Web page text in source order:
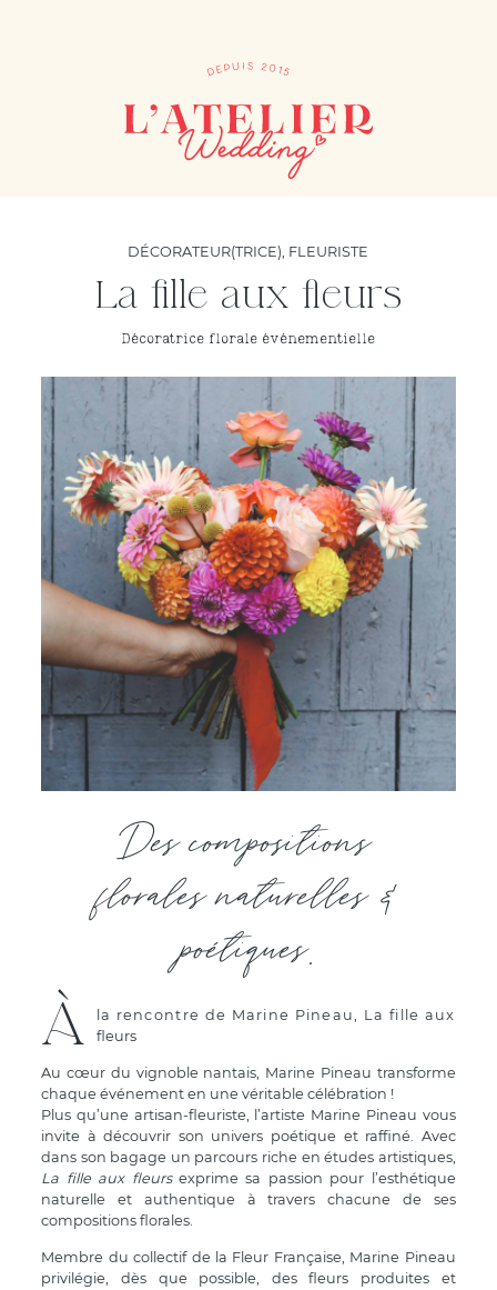
DÉCORATEUR(TRICE) FLEURISTE
La fille aux fleurs
Décoratrice florale événementielle
Des compositions
florales naturelles &
poétiques.
À
la rencontre de Marine Pineau, La fille aux
fleurs
Au cœur du vignoble nantais, Marine Pineau transforme
chaque événement en une véritable célébration !
Plus qu’une artisan-fleuriste, l’artiste Marine Pineau vous
invite à découvrir son univers poétique et raffiné. Avec
dans son bagage un parcours riche en études artistiques,
La fille aux fleursexprime sa passion pour l’esthétique
naturelle et authentique à travers chacune de ses
compositions florales.
Membre du collectif de la Fleur Française, Marine Pineau
privilégie, dès que possible, des fleurs produites et